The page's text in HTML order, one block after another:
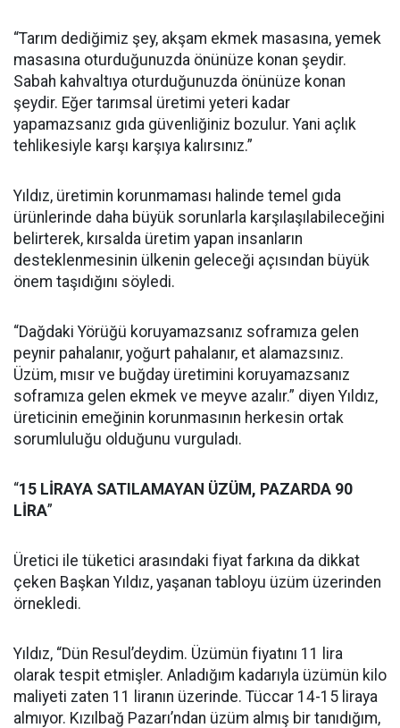
“Tarım dediğimiz şey, akşam ekmek masasına, yemek
masasına oturduğunuzda önünüze konan şeydir.
Sabah kahvaltıya oturduğunuzda önünüze konan
şeydir. Eğer tarımsal üretimi yeteri kadar
yapamazsanız gıda güvenliğiniz bozulur. Yani açlık
tehlikesiyle karşı karşıya kalırsınız.”
Yıldız, üretimin korunmaması halinde temel gıda
ürünlerinde daha büyük sorunlarla karşılaşılabileceğini
belirterek, kırsalda üretim yapan insanların
desteklenmesinin ülkenin geleceği açısından büyük
önem taşıdığını söyledi.
“Dağdaki Yörüğü koruyamazsanız soframıza gelen
peynir pahalanır, yoğurt pahalanır, et alamazsınız.
Üzüm, mısır ve buğday üretimini koruyamazsanız
soframıza gelen ekmek ve meyve azalır.” diyen Yıldız,
üreticinin emeğinin korunmasının herkesin ortak
sorumluluğu olduğunu vurguladı.
“15 LİRAYA SATILAMAYAN ÜZÜM, PAZARDA 90
LİRA”
Üretici ile tüketici arasındaki fiyat farkına da dikkat
çeken Başkan Yıldız, yaşanan tabloyu üzüm üzerinden
örnekledi.
Yıldız, “Dün Resul’deydim. Üzümün fiyatını 11 lira
olarak tespit etmişler. Anladığım kadarıyla üzümün kilo
maliyeti zaten 11 liranın üzerinde. Tüccar 14-15 liraya
almıyor. Kızılbağ Pazarı’ndan üzüm almış bir tanıdığım,